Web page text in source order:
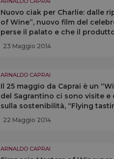
Nuovo ciak per Charlie: dalle
of Wine”, nuovo film del
perse il palato e che il
23 Maggio 2014
ARNALDO CAPRAI
Il 25 maggio da Caprai è un
del Sagrantino ci sono visite
sulla sostenibilità, “Flying
Salvatore Denaro
22 Maggio 2014
ARNALDO CAPRAI